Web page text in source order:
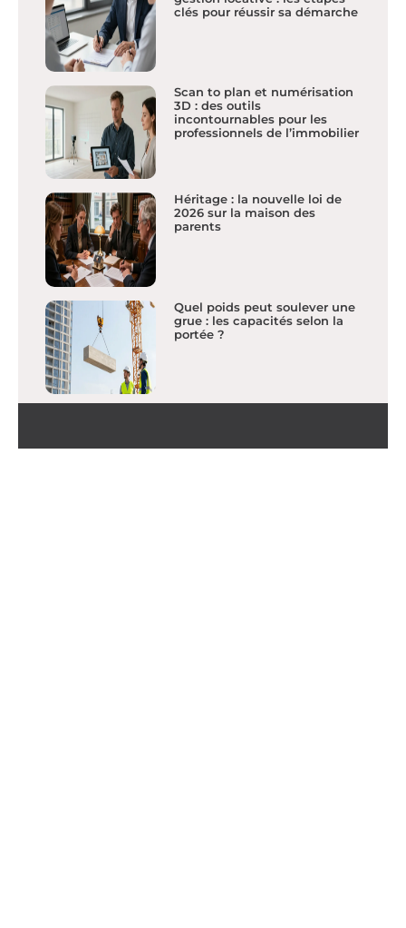
clés pour réussir sa démarche
Scan to plan et numérisation
3D : des outils
incontournables pour les
professionnels de l’immobilier
Héritage : la nouvelle loi de
2026 sur la maison des
parents
Quel poids peut soulever une
grue : les capacités selon la
portée ?